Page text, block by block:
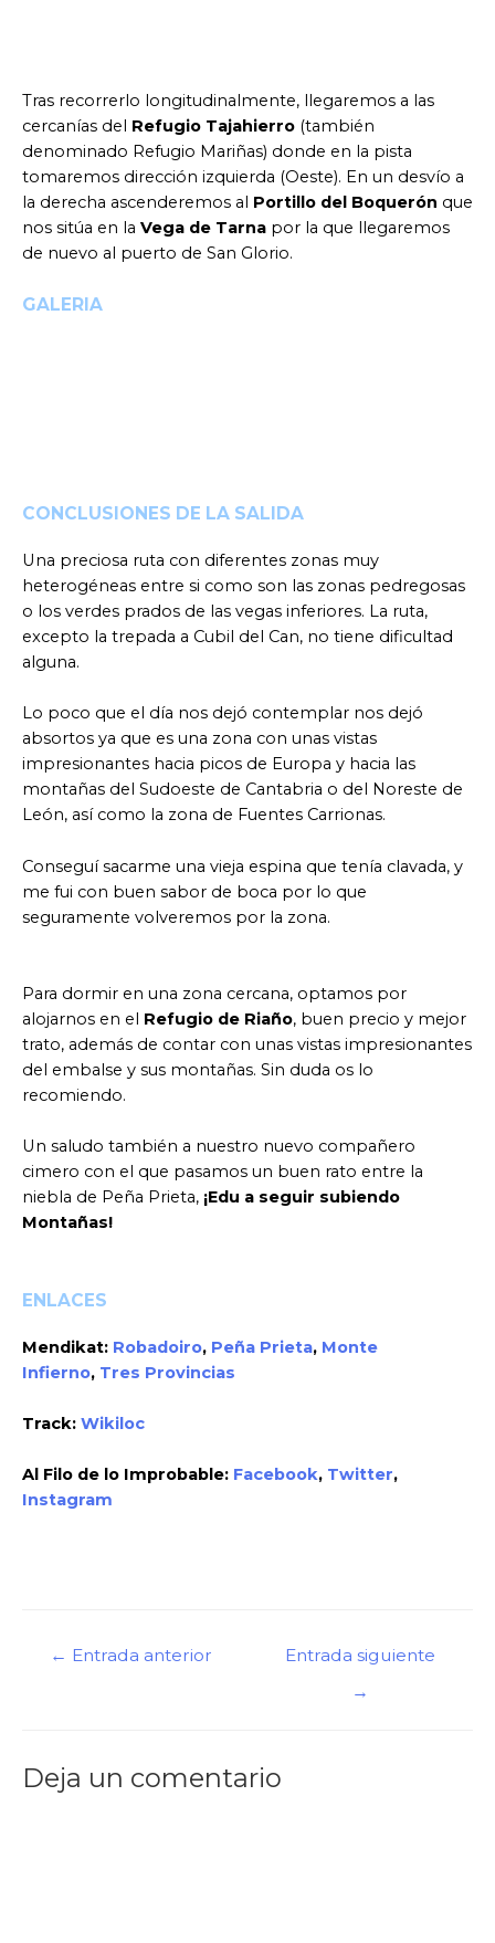
Tras recorrerlo longitudinalmente, llegaremos a las
cercanías del Refugio Tajahierro (también
denominado Refugio Mariñas) donde en la pista
tomaremos dirección izquierda (Oeste). En un desvío a
la derecha ascenderemos al Portillo del Boquerón que
nos sitúa en la Vega de Tarna por la que llegaremos
de nuevo al puerto de San Glorio.
GALERIA
CONCLUSIONES DE LA SALIDA
Una preciosa ruta con diferentes zonas muy
heterogéneas entre si como son las zonas pedregosas
o los verdes prados de las vegas inferiores. La ruta,
excepto la trepada a Cubil del Can, no tiene dificultad
alguna.
Lo poco que el día nos dejó contemplar nos dejó
absortos ya que es una zona con unas vistas
impresionantes hacia picos de Europa y hacia las
montañas del Sudoeste de Cantabria o del Noreste de
León, así como la zona de Fuentes Carrionas.
Conseguí sacarme una vieja espina que tenía clavada, y
me fui con buen sabor de boca por lo que
seguramente volveremos por la zona.
Para dormir en una zona cercana, optamos por
alojarnos en el Refugio de Riaño, buen precio y mejor
trato, además de contar con unas vistas impresionantes
del embalse y sus montañas. Sin duda os lo
recomiendo.
Un saludo también a nuestro nuevo compañero
cimero con el que pasamos un buen rato entre la
niebla de Peña Prieta, ¡Edu a seguir subiendo
Montañas!
ENLACES
Mendikat: Robadoiro, Peña Prieta, Monte
Infierno, Tres Provincias
Track: Wikiloc
Al Filo de lo Improbable: Facebook, Twitter,
Instagram
← Entrada anterior
Entrada siguiente
→
Deja un comentario